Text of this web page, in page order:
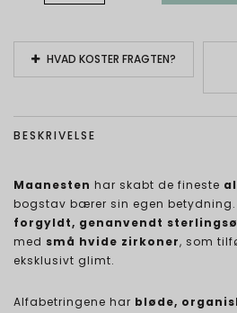
HVAD KOSTER FRAGTEN?
BESKRIVELSE
Maanesten har skabt de fineste
bogstav bærer sin egen betydning.
forgyldt, genanvendt
med små hvide zirkoner, som
eksklusivt glimt.
Alfabetringene har bløde,